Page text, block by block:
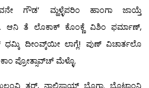
ಗೌಡ’ ಮ್ಹಳ್ಳೆಪರಿಂ ಹಾಂಗಾ ಜಾಯ್ತೆ
ಆನಿ ತೆ ಲೊಕಾಕ್ ಕೊಂಕ್ಣೆ ವಿಶಿಂ ಫರ್ಮಾಣ್,
ದೀಂವ್ಕ್‌ಯೀ ಲಾಗ್ಲೆ! ಪುಣ್ ವಿಚಾರ್ತಲೊ
ಪ್ರೋತ್ಸಾವ್‍ಚ್ ಮೆಳ್ಳೊ.